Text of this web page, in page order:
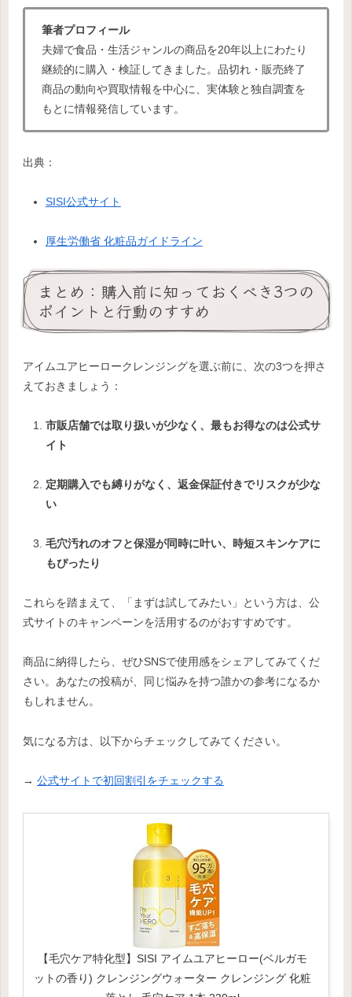
筆者プロフィール
夫婦で食品・生活ジャンルの商品を20年以上にわたり
継続的に購入・検証してきました。品切れ・販売終了
商品の動向や買取情報を中心に、実体験と独自調査を
もとに情報発信しています。
出典：
SISI公式サイト
厚生労働省 化粧品ガイドライン
まとめ：購入前に知っておくべき3つの
ポイントと行動のすすめ
アイムユアヒーロークレンジングを選ぶ前に、次の3つを押さ
えておきましょう：
市販店舗では取り扱いが少なく、最もお得なのは公式サ
イト
定期購入でも縛りがなく、返金保証付きでリスクが少な
い
毛穴汚れのオフと保湿が同時に叶い、時短スキンケアに
もぴったり
これらを踏まえて、「まずは試してみたい」という方は、公
式サイトのキャンペーンを活用するのがおすすめです。
商品に納得したら、ぜひSNSで使用感をシェアしてみてくだ
さい。あなたの投稿が、同じ悩みを持つ誰かの参考になるか
もしれません。
気になる方は、以下からチェックしてみてください。
→ 公式サイトで初回割引をチェックする
【毛穴ケア特化型】SISI アイムユアヒーロー(ベルガモ
ットの香り) クレンジングウォーター クレンジング 化粧